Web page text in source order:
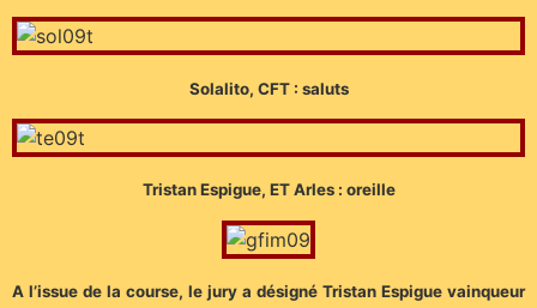
Solalito, CFT : saluts
Tristan Espigue, ET Arles : oreille
A l’issue de la course, le jury a désigné Tristan Espigue vainqueur